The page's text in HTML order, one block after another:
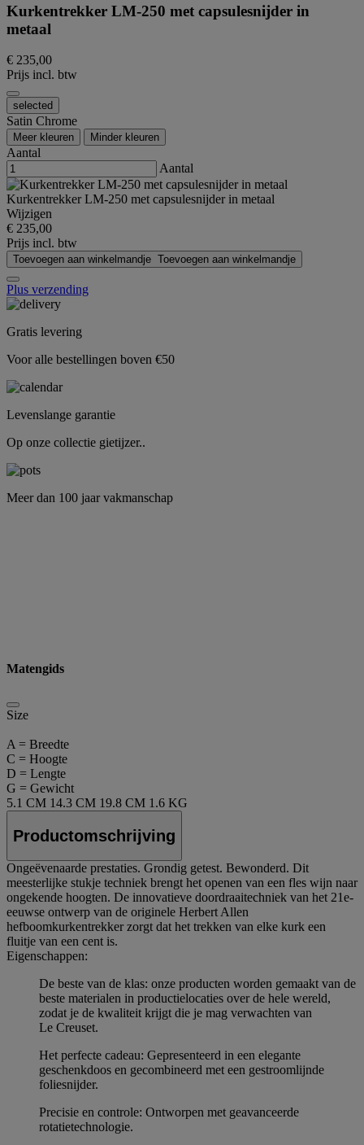
Kurkentrekker LM-250 met capsulesnijder in
metaal
€ 235,00
Prijs incl. btw
selected
Satin Chrome
Meer kleuren Minder kleuren
Aantal
Aantal
Kurkentrekker LM-250 met capsulesnijder in metaal
Wijzigen
€ 235,00
Prijs incl. btw
Toevoegen aan winkelmandje Toevoegen aan winkelmandje
Plus verzending
Gratis levering
Voor alle bestellingen boven €50
Levenslange garantie
Op onze collectie gietijzer..
Meer dan 100 jaar vakmanschap
Matengids
Size
A = Breedte
C = Hoogte
D = Lengte
G = Gewicht
5.1 CM 14.3 CM 19.8 CM 1.6 KG
Productomschrijving
Ongeëvenaarde prestaties. Grondig getest. Bewonderd. Dit
meesterlijke stukje techniek brengt het openen van een fles wijn naar
ongekende hoogten. De innovatieve doordraaitechniek van het 21e-
eeuwse ontwerp van de originele Herbert Allen
hefboomkurkentrekker zorgt dat het trekken van elke kurk een
fluitje van een cent is.
Eigenschappen:
De beste van de klas: onze producten worden gemaakt van de
beste materialen in productielocaties over de hele wereld,
zodat je de kwaliteit krijgt die je mag verwachten van
Le Creuset.
Het perfecte cadeau: Gepresenteerd in een elegante
geschenkdoos en gecombineerd met een gestroomlijnde
foliesnijder.
Precisie en controle: Ontworpen met geavanceerde
rotatietechnologie.